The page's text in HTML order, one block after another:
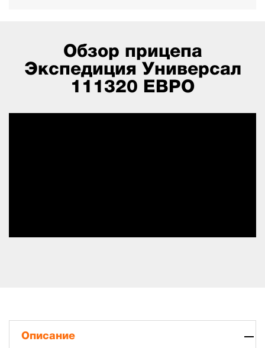
Обзор прицепа
Экспедиция Универсал
111320 ЕВРО
Описание